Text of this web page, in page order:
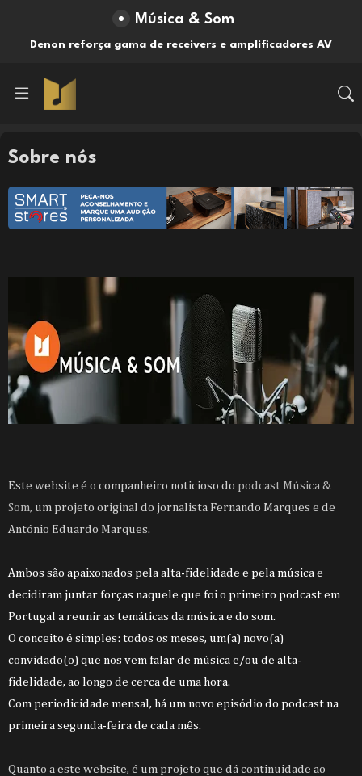
Música & Som
Denon reforça gama de receivers e amplificadores AV
Sobre nós
Este website é o companheiro noticioso do podcast Música &
Som, um projeto original do jornalista Fernando Marques e de
António Eduardo Marques.
Ambos são apaixonados pela alta-fidelidade e pela música e
decidiram juntar forças naquele que foi o primeiro podcast em
Portugal a reunir as temáticas da música e do som.
O conceito é simples: todos os meses, um(a) novo(a)
convidado(o) que nos vem falar de música e/ou de alta-
fidelidade, ao longo de cerca de uma hora.
Com periodicidade mensal, há um novo episódio do podcast na
primeira segunda-feira de cada mês.
Quanto a este website, é um projeto que dá continuidade ao